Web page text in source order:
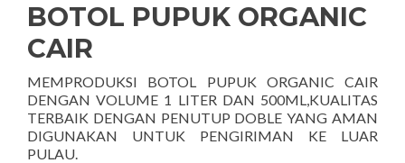
BOTOL PUPUK ORGANIC
CAIR
MEMPRODUKSI BOTOL PUPUK ORGANIC CAIR
DENGAN VOLUME 1 LITER DAN 500ML,KUALITAS
TERBAIK DENGAN PENUTUP DOBLE YANG AMAN
DIGUNAKAN UNTUK PENGIRIMAN KE LUAR
PULAU.